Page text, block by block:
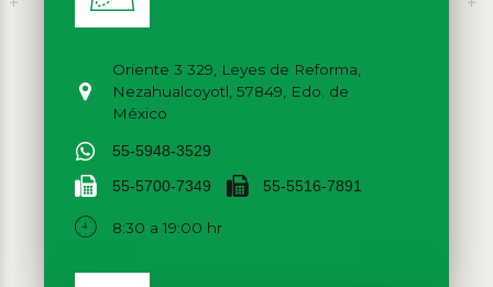
Oriente 3 329, Leyes de Reforma,
Nezahualcoyotl, 57849, Edo. de
México
55-5948-3529
55-5700-7349 55-5516-7891
8:30 a 19:00 hr